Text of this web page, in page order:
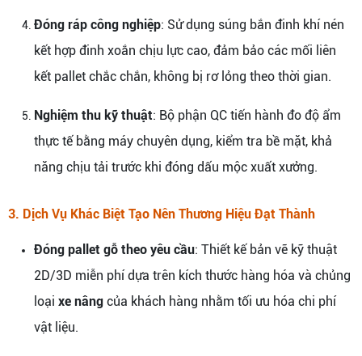
Đóng ráp công nghiệp: Sử dụng súng bắn đinh khí nén
kết hợp đinh xoắn chịu lực cao, đảm bảo các mối liên
kết pallet chắc chắn, không bị rơ lỏng theo thời gian.
Nghiệm thu kỹ thuật: Bộ phận QC tiến hành đo độ ẩm
thực tế bằng máy chuyên dụng, kiểm tra bề mặt, khả
năng chịu tải trước khi đóng dấu mộc xuất xưởng.
3. Dịch Vụ Khác Biệt Tạo Nên Thương Hiệu Đạt Thành
Đóng pallet gỗ theo yêu cầu: Thiết kế bản vẽ kỹ thuật
2D/3D miễn phí dựa trên kích thước hàng hóa và chủng
loại xe nâng của khách hàng nhằm tối ưu hóa chi phí
vật liệu.